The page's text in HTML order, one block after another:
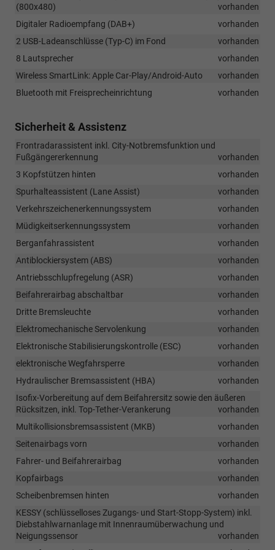
(800x480)
vorhanden
Digitaler Radioempfang (DAB+)
vorhanden
2 USB-Ladeanschlüsse (Typ-C) im Fond
vorhanden
8 Lautsprecher
vorhanden
Wireless SmartLink: Apple Car-Play/Android-Auto
vorhanden
Bluetooth mit Freisprecheinrichtung
vorhanden
Sicherheit & Assistenz
Frontradarassistent inkl. City-Notbremsfunktion und
Fußgängererkennung
vorhanden
3 Kopfstützen hinten
vorhanden
Spurhalteassistent (Lane Assist)
vorhanden
Verkehrszeichenerkennungssystem
vorhanden
Müdigkeitserkennungssystem
vorhanden
Berganfahrassistent
vorhanden
Antiblockiersystem (ABS)
vorhanden
Antriebsschlupfregelung (ASR)
vorhanden
Beifahrerairbag abschaltbar
vorhanden
Dritte Bremsleuchte
vorhanden
Elektromechanische Servolenkung
vorhanden
Elektronische Stabilisierungskontrolle (ESC)
vorhanden
elektronische Wegfahrsperre
vorhanden
Hydraulischer Bremsassistent (HBA)
vorhanden
Isofix-Vorbereitung auf dem Beifahrersitz sowie den äußeren
Rücksitzen, inkl. Top-Tether-Verankerung
vorhanden
Multikollisionsbremsassistent (MKB)
vorhanden
Seitenairbags vorn
vorhanden
Fahrer- und Beifahrerairbag
vorhanden
Kopfairbags
vorhanden
Scheibenbremsen hinten
vorhanden
KESSY (schlüsselloses Zugangs- und Start-Stopp-System) inkl.
Diebstahlwarnanlage mit Innenraumüberwachung und
Neigungssensor
vorhanden